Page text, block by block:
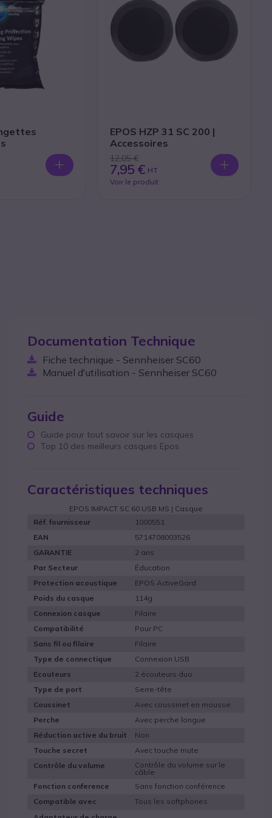
EPOS HZP 31 SC 200 |
Accessoires
12,05 €
7,95 € HT
Voir le produit
Documentation Technique
Fiche technique - Sennheiser SC60
Manuel d'utilisation - Sennheiser SC60
Guide
Guide pour tout savoir sur les casques
Top 10 des meilleurs casques Epos
Caractéristiques techniques
EPOS IMPACT SC 60 USB MS | Casque
Réf. fournisseur
1000551
EAN
5714708003526
GARANTIE
2 ans
Par Secteur
Éducation
Protection acoustique
EPOS ActiveGard
Poids du casque
114g
Connexion casque
Filaire
Compatibilité
Pour PC
Sans fil ou filaire
Filaire
Type de connectique
Connexion USB
Ecouteurs
2 écouteurs duo
Type de port
Serre-tête
Coussinet
Avec coussinet en mousse
Perche
Avec perche longue
Réduction active du bruit
Non
Touche secret
Avec touche mute
Contrôle du volume
Contrôle du volume sur le
câble
Fonction conference
Sans fonction conférence
Compatible avec
Tous les softphones